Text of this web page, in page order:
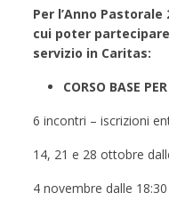
Per l’Anno Pastorale
cui poter
servizio in Caritas:
CORSO BASE
6 incontri – iscrizioni
14, 21 e 28 ottobre
4 novembre dalle